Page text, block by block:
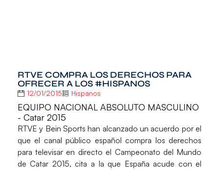
RTVE COMPRA LOS DERECHOS PARA
OFRECER A LOS #HISPANOS
12/01/2015 Hispanos
EQUIPO NACIONAL ABSOLUTO MASCULINO
- Catar 2015
RTVEy Bein Sports han alcanzado un acuerdo por el
que el canal público español compra los derechos
para televisar en directo el Campeonato del Mundo
de Catar 2015, cita a la que España acude con el